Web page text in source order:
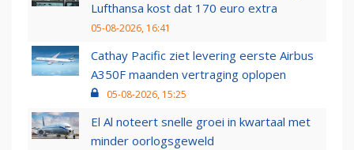
Lufthansa kost dat 170 euro extra
05-08-2026, 16:41
Cathay Pacific ziet levering eerste Airbus
A350F maanden vertraging oplopen
05-08-2026, 15:25
El Al noteert snelle groei in kwartaal met
minder oorlogsgeweld